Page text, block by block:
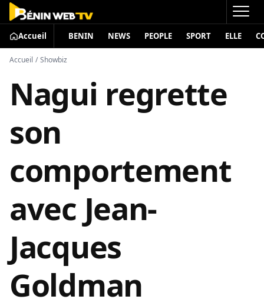
Accueil BENIN NEWS PEOPLE SPORT ELLE
Accueil / Showbiz
Nagui regrette
son
comportement
avec Jean-
Jacques
Goldman